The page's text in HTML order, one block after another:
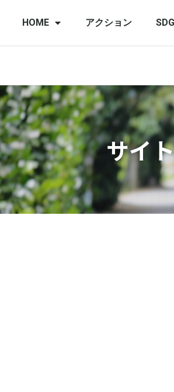
HOME アクション
サイ